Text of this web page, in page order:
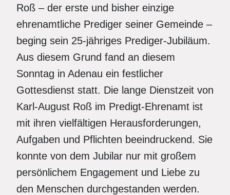
Roß – der erste und bisher einzige
ehrenamtliche Prediger seiner Gemeinde –
beging sein 25-jähriges Prediger-Jubiläum.
Aus diesem Grund fand an diesem
Sonntag in Adenau ein festlicher
Gottesdienst statt. Die lange Dienstzeit von
Karl-August Roß im Predigt-Ehrenamt ist
mit ihren vielfältigen Herausforderungen,
Aufgaben und Pflichten beeindruckend. Sie
konnte von dem Jubilar nur mit großem
persönlichem Engagement und Liebe zu
den Menschen durchgestanden werden.